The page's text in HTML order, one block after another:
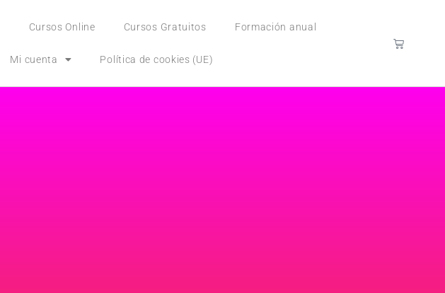
Cursos Online Cursos Gratuitos Formación anual
Mi cuenta Política de cookies (UE)